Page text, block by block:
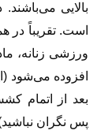
بالایی
است‌‌. تقریباً
ورزشی زنانه،
افزوده می‌شود
بعد از اتمام
پس نگران